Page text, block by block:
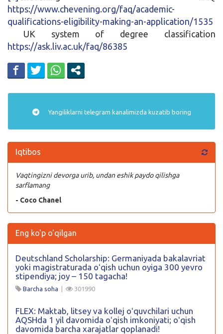
https://www.chevening.org/faq/academic-
qualifications-eligibility-making-an-application/1535
UK system of degree classification
https://ask.liv.ac.uk/faq/86385
Yangiliklarni telegram kanalimizda kuzatib boring
Iqtibos
Vaqtingizni devorga urib, undan eshik paydo qilishga
sarflamang
- Coco Chanel
Eng ko'p o'qilgan
Deutschland Scholarship: Germaniyada bakalavriat
yoki magistraturada oʻqish uchun oyiga 300 yevro
stipendiya; joy – 150 tagacha!
Barcha soha | 301990
FLEX: Maktab, litsey va kollej oʻquvchilari uchun
AQSHda 1 yil davomida oʻqish imkoniyati; oʻqish
davomida barcha xarajatlar qoplanadi!